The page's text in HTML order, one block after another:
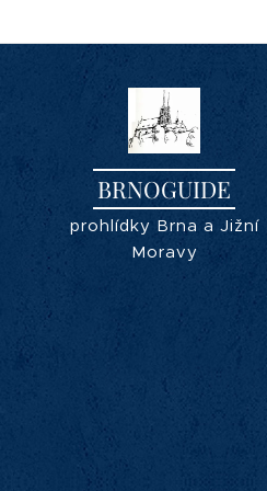
BRNOGUIDE
prohlídky Brna a Jižní
Moravy